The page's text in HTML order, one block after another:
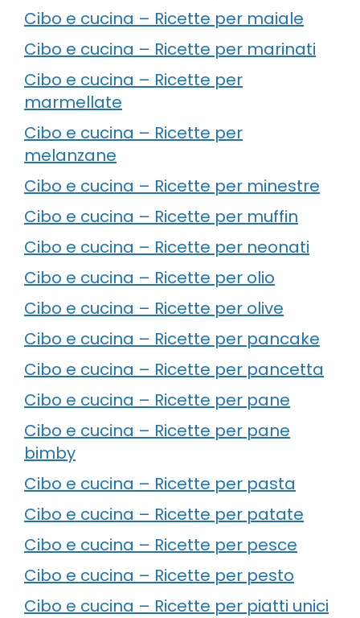
Cibo e cucina – Ricette per maiale
Cibo e cucina – Ricette per marinati
Cibo e cucina – Ricette per
marmellate
Cibo e cucina – Ricette per
melanzane
Cibo e cucina – Ricette per minestre
Cibo e cucina – Ricette per muffin
Cibo e cucina – Ricette per neonati
Cibo e cucina – Ricette per olio
Cibo e cucina – Ricette per olive
Cibo e cucina – Ricette per pancake
Cibo e cucina – Ricette per pancetta
Cibo e cucina – Ricette per pane
Cibo e cucina – Ricette per pane
bimby
Cibo e cucina – Ricette per pasta
Cibo e cucina – Ricette per patate
Cibo e cucina – Ricette per pesce
Cibo e cucina – Ricette per pesto
Cibo e cucina – Ricette per piatti unici